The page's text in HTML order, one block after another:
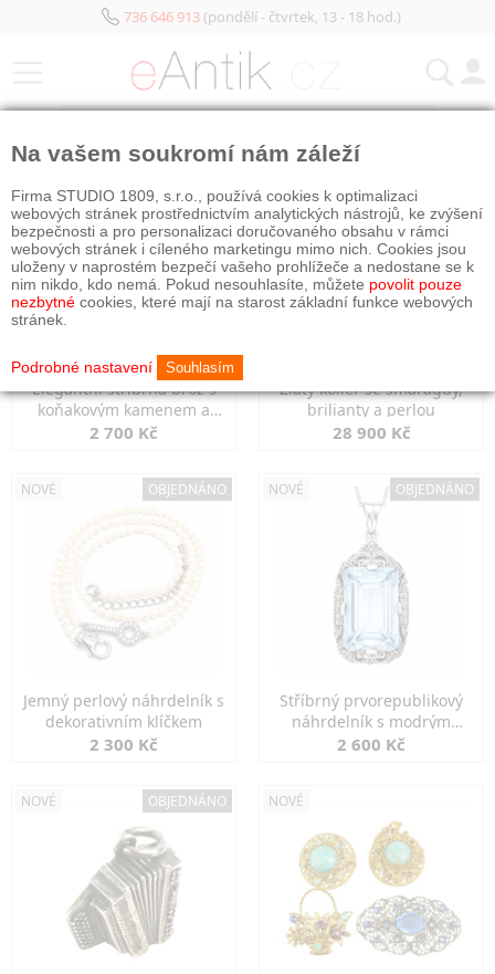
736 646 913(pondělí - čtvrtek, 13 - 18 hod.)
Elegantní stříbrná brož s
koňakovým kamenem a
markazity
2 700 Kč
Zlatý kolier se smaragdy,
brilianty a perlou
28 900 Kč
NOVÉ OBJEDNÁNO
Jemný perlový náhrdelník s
dekorativním klíčkem
2 300 Kč
NOVÉ OBJEDNÁNO
Stříbrný prvorepublikový
náhrdelník s modrým
spinelem
2 600 Kč
NOVÉ OBJEDNÁNO NOVÉ
Na vašem soukromí nám záleží
Firma STUDIO 1809, s.r.o., používá cookies k optimalizaci
webových stránek prostřednictvím analytických nástrojů, ke zvýšení
bezpečnosti a pro personalizaci doručovaného obsahu v rámci
webových stránek i cíleného marketingu mimo nich. Cookies jsou
uloženy v naprostém bezpečí vašeho prohlížeče a nedostane se k
nim nikdo, kdo nemá. Pokud nesouhlasíte, můžete povolit pouze
nezbytné cookies, které mají na starost základní funkce webových
stránek.
Podrobné nastavení Souhlasím